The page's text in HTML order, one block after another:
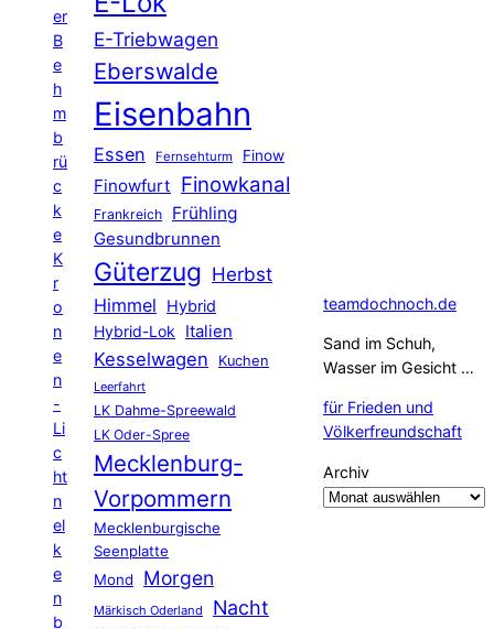
er
B
e
h
m
b
rü
c
k
e
K
r
o
n
e
n
-
Li
c
ht
n
el
k
e
n
b
E-Triebwagen
Eberswalde
Eisenbahn
Essen Fernsehturm Finow
Finowfurt Finowkanal
Frankreich Frühling
Gesundbrunnen
Güterzug Herbst
Himmel
Hybrid
Hybrid-Lok Italien
Kesselwagen Kuchen
Leerfahrt
LK Dahme-Spreewald
LK Oder-Spree
Mecklenburg-
Vorpommern
Mecklenburgische
Seenplatte
Mond
Morgen
Märkisch Oderland Nacht
teamdochnoch.de
Sand im Schuh,
Wasser im Gesicht …
für Frieden und
Völkerfreundschaft
Archiv